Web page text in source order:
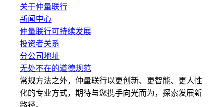
关于仲量联行
新闻中心
仲量联行可持续发展
投资者关系
分公司地址
无处不在的道德规范
常规方法之外，仲量联行以更创新、更智能、更人性
化的专业方式，期待与您携手向光而为，探索发展新